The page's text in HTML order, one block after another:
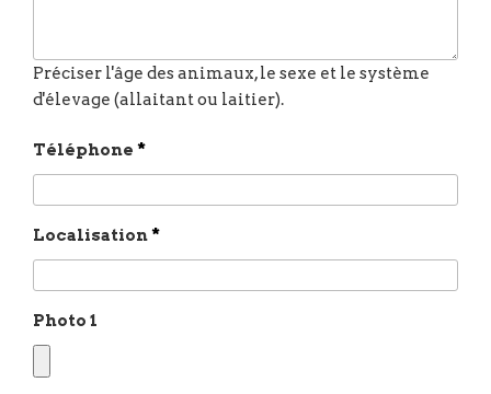
Téléphone *
Localisation*
Photo 1